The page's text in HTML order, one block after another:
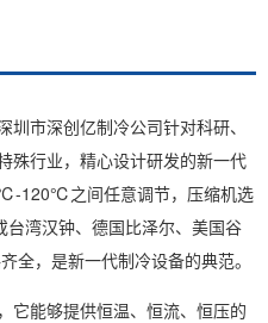
市深创亿制冷公司针对科研、
殊行业，精心设计研发的新一代
120℃之间任意调节，压缩机选
台湾汉钟、德国比泽尔、美国谷
全，是新一代制冷设备的典范。
它能够提供恒温、恒流、恒压的